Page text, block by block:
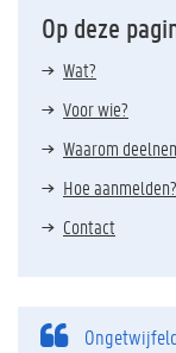
Op deze
Wat?
Voor wie?
Waarom
Hoe aanmelden?
Contact